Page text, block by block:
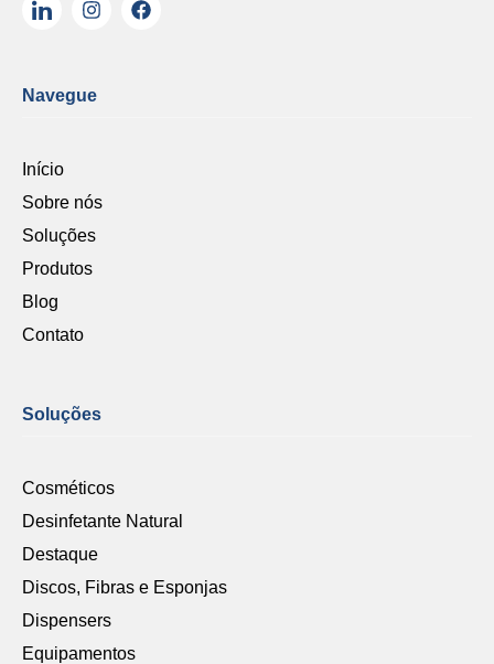
Navegue
Início
Sobre nós
Soluções
Produtos
Blog
Contato
Soluções
Cosméticos
Desinfetante Natural
Destaque
Discos, Fibras e Esponjas
Dispensers
Equipamentos